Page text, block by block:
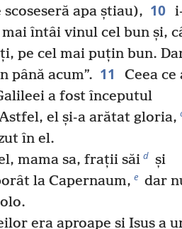
apa știau), 10
întâi vinul cel bun și,
pe cel mai puțin bun.
până acum”. 11
Ceea ce
a fost începutul
el și-a arătat gloria,
în el.
mama sa, frații săi d și
la Capernaum, e dar
era aproape și Isus a